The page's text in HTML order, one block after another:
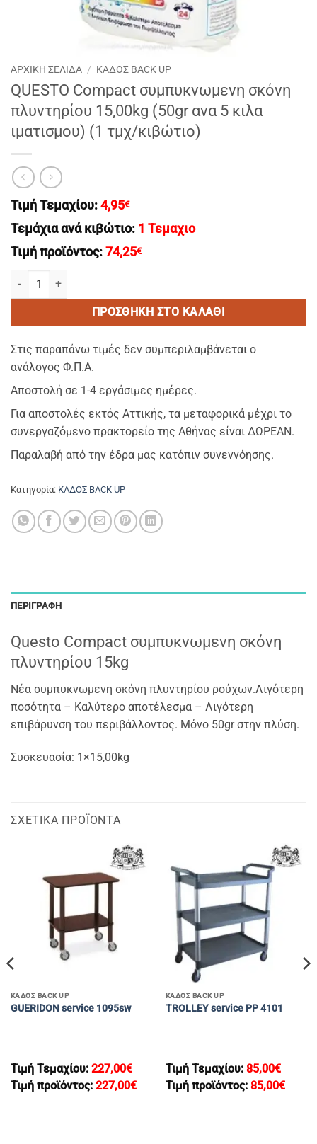
ΑΡΧΙΚΉ ΣΕΛΊΔΑ / ΚΑΔΟΣ BACK UP
QUESTO Compact συμπυκνωμενη σκόνη
πλυντηρίου 15,00kg (50gr ανα 5 κιλα
ιματισμου) (1 τμχ/κιβώτιο)
Τιμή Τεμαχίου: 4,95€
Τεμάχια ανά κιβώτιο: 1 Τεμαχιο
Τιμή προϊόντος: 74,25€
QUESTO Compact συμπυκνωμενη σκόνη πλυντηρίου 15,00kg
ΠΡΟΣΘΉΚΗ ΣΤΟ ΚΑΛΆΘΙ
Στις παραπάνω τιμές δεν συμπεριλαμβάνεται ο
ανάλογος Φ.Π.Α.
Αποστολή σε 1-4 εργάσιμες ημέρες.
Για αποστολές εκτός Αττικής, τα μεταφορικά μέχρι το
συνεργαζόμενο πρακτορείο της Αθήνας είναι ΔΩΡΕΑΝ.
Παραλαβή από την έδρα μας κατόπιν συνεννόησης.
Κατηγορία: ΚΑΔΟΣ BACK UP
ΠΕΡΙΓΡΑΦΉ
Questo Compact συμπυκνωμενη σκόνη
πλυντηρίου 15kg
Νέα συμπυκνωμενη σκόνη πλυντηρίου ρούχων.Λιγότερη
ποσότητα – Καλύτερο αποτέλεσμα – Λιγότερη
επιβάρυνση του περιβάλλοντος. Μόνο 50gr στην πλύση.
Συσκευασία: 1×15,00kg
ΣΧΕΤΙΚΆ ΠΡΟΪΌΝΤΑ
ΚΑΔΟΣ BACK UP
GUERIDON service 1095sw
Τιμή Τεμαχίου: 227,00€
Τιμή προϊόντος: 227,00€
ΚΑΔΟΣ BACK UP
TROLLEY service PP 4101
Τιμή Τεμαχίου: 85,00€
Τιμή προϊόντος: 85,00€